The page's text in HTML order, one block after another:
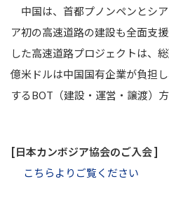
中国は、首都プノンペンとシ
ア初の高速道路の建設も全面支
した高速道路プロジェクトは、
億米ドルは中国国有企業が負担
するBOT（建設・運営・譲渡
[日本カンボジア協会のご入会 ]
こちらよりご覧ください